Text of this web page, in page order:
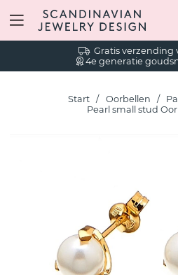
Gratis verzending
4e generatie
Start Oorbellen
Pearl small stud